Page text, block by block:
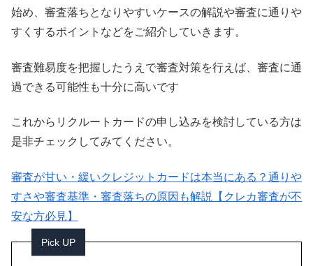
始め、審査落ちとなりやすいケースの解説や審査に通りや
すくするポイントなどをご紹介していきます。
審査難易度を把握したうえで審査対策を行えば、審査に通
過できる可能性も十分に高いです
これからリクルートカードの申し込みを検討している方は
是非チェックしてみてください。
審査が甘い・緩いクレジットカードは本当にある？通りや
すさや審査基準・審査落ちの原因も解説【クレカ審査が不
安な方必見】
Pick UP